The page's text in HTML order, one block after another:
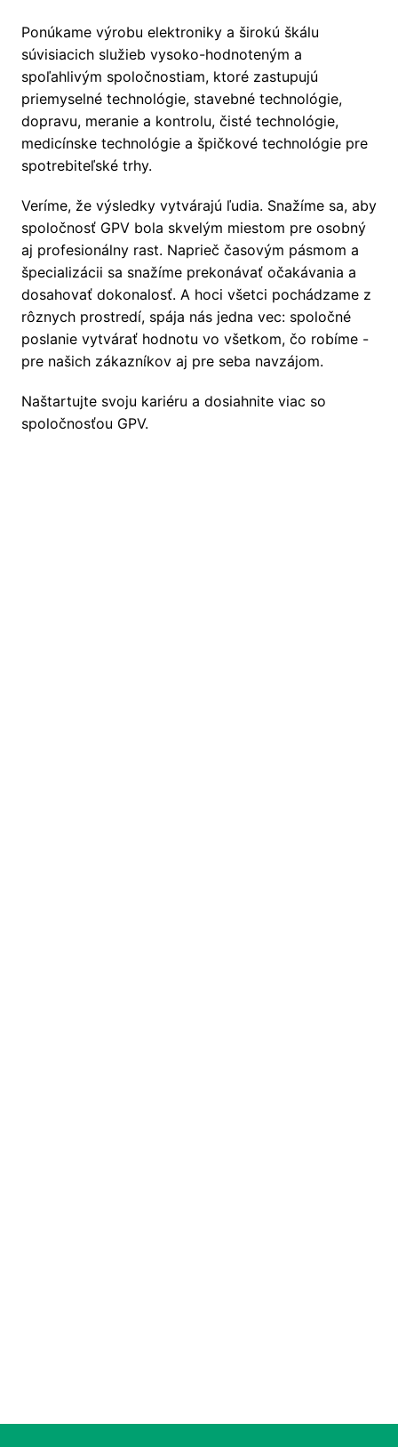
Ponúkame výrobu elektroniky a širokú škálu
súvisiacich služieb vysoko-hodnoteným a
spoľahlivým spoločnostiam, ktoré zastupujú
priemyselné technológie, stavebné technológie,
dopravu, meranie a kontrolu, čisté technológie,
medicínske technológie a špičkové technológie pre
spotrebiteľské trhy.
Veríme, že výsledky vytvárajú ľudia. Snažíme sa, aby
spoločnosť GPV bola skvelým miestom pre osobný
aj profesionálny rast. Naprieč časovým pásmom a
špecializácii sa snažíme prekonávať očakávania a
dosahovať dokonalosť. A hoci všetci pochádzame z
rôznych prostredí, spája nás jedna vec: spoločné
poslanie vytvárať hodnotu vo všetkom, čo robíme -
pre našich zákazníkov aj pre seba navzájom.
Naštartujte svoju kariéru a dosiahnite viac so
spoločnosťou GPV.